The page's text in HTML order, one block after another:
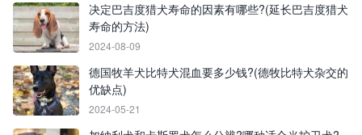
决定巴吉度猎犬寿命的因素有哪些?(延长巴吉度猎犬
寿命的方法)
2024-08-09
德国牧羊犬比特犬混血要多少钱?(德牧比特犬杂交的
优缺点)
2024-05-21